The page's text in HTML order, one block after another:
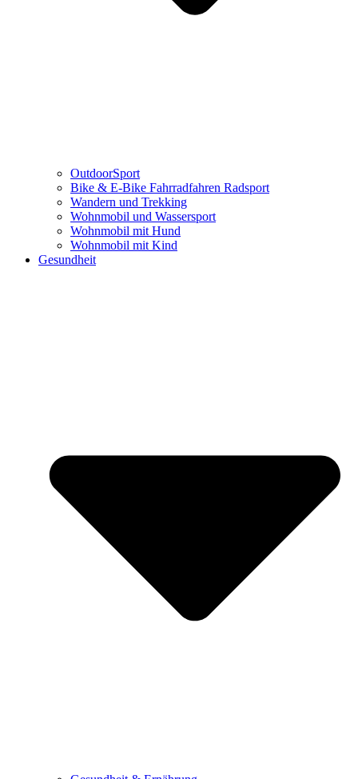
OutdoorSport
Bike & E-Bike Fahrradfahren Radsport
Wandern und Trekking
Wohnmobil und Wassersport
Wohnmobil mit Hund
Wohnmobil mit Kind
Gesundheit